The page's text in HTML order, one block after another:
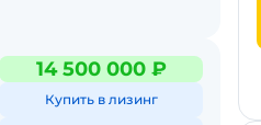
14 500 000 ₽
Купить в лизинг